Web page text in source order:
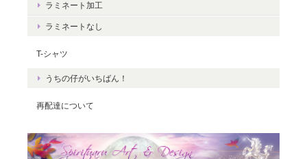
て、嬉しいです。 これから、ますますた
2019/07/26
ラミネート加工
ラミネートなし
T-シャツ
うちの仔がいちばん！
再配達について